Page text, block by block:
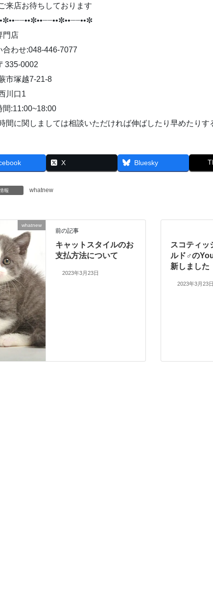
来店お待ちしております
門店
合わせ:048-446-7077
335-0002
市塚越7-21-8
川口1
間:11:00~18:00
間に関しましては相談いただければ伸ばしたり早めたりす
X Bluesky
報 whatnew
whatnew
前の記事
キャットスタイルのお
支払方法について
2023年3月23日
スコティッ
ルド♂の
新しました
2023年3月23日